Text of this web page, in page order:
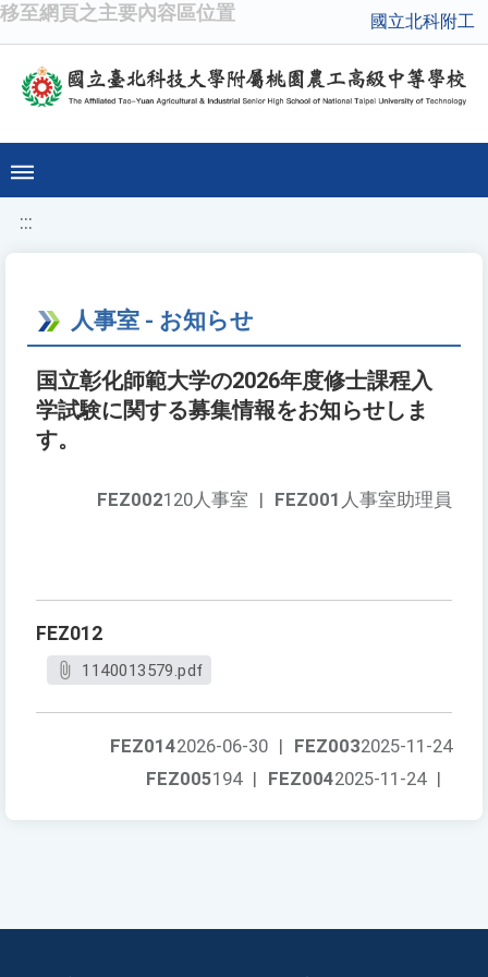
移至網頁之主要內容區位置 國立北科附工
:::
人事室 - お知らせ
国立彰化師範大学の2026年度修士課程入
学試験に関する募集情報をお知らせしま
す。
FEZ001 人事室助理員
FEZ002120人事室 |
FEZ012
1140013579.pdf
FEZ0032025-11-24
FEZ0142026-06-30 |
FEZ0042025-11-24 |
FEZ005194 |